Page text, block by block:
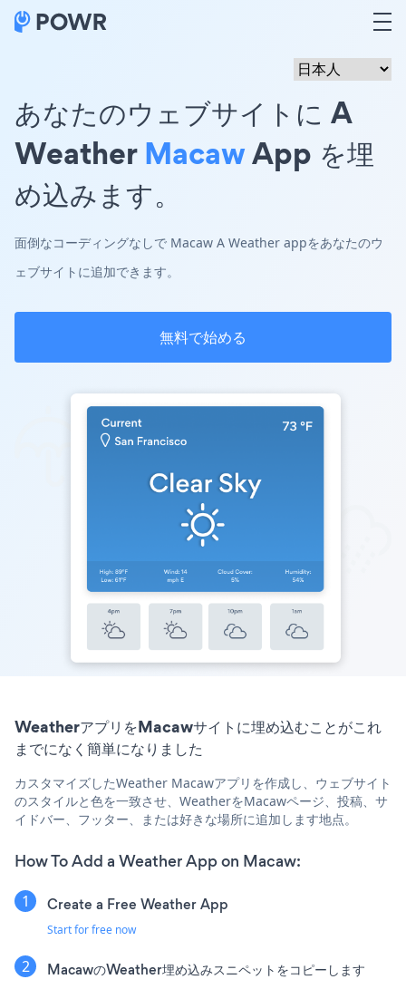
あなたのウェブサイトに A
WeatherMacawApp を埋
め込みます。
面倒なコーディングなしで Macaw A Weather appをあなたのウ
ェブサイトに追加できます。
無料で始める
WeatherアプリをMacawサイトに埋め込むことがこれ
までになく簡単になりました
カスタマイズしたWeather Macawアプリを作成し、ウェブサイト
のスタイルと色を一致させ、WeatherをMacawページ、投稿、サ
イドバー、フッター、または好きな場所に追加します地点。
How To Add a Weather App on Macaw:
Create a Free Weather App
Start for free now
MacawのWeather埋め込みスニペットをコピーします